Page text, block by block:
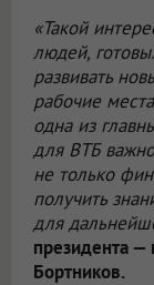
«Такой
людей,
развивать
рабочие
одна из
для ВТБ
не только
получить
для
президента
Бортников.